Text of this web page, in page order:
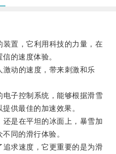
置，它利用科技的力量，在
的速度体验。
动的速度，带来刺激和乐
子控制系统，能够根据滑雪
供最佳的加速效果。
是在平坦的冰面上，暴雪加
同的滑行体验。
求速度，它更重要的是为滑